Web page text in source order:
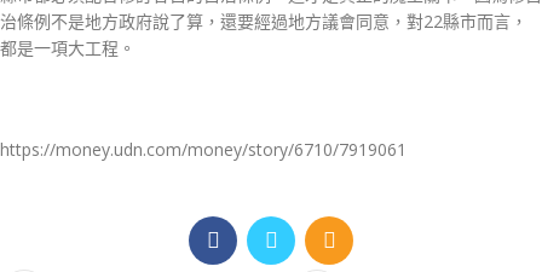
治條例不是地方政府說了算，還要經過地方議會同意，對22縣市而言，
都是一項大工程。
https://money.udn.com/money/story/6710/7919061